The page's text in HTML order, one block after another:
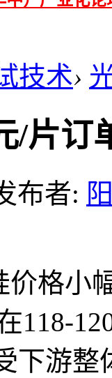
技术›
/片订
布者:
价格小
118-
下游